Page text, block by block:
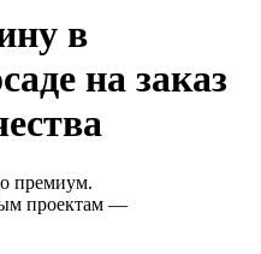
в
на заказ
премиум.
проектам —